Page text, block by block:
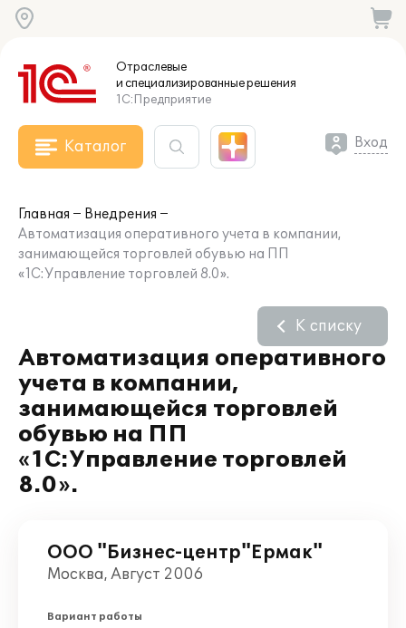
Отраслевые
и специализированныерешения
1С:Предприятие
Каталог Вход
Главная
Внедрения
Автоматизация оперативного учета в компании,
занимающейся торговлей обувью на ПП
«1С:Управление торговлей 8.0».
Автоматизация оперативного
учета в компании,
занимающейся торговлей
обувью на ПП
«1С:Управление торговлей
8.0».
К списку
ООО "Бизнес-центр"Ермак"
Москва, Август 2006
Вариант работы